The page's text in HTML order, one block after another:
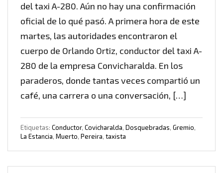
del taxi A-280. Aún no hay una confirmación
oficial de lo qué pasó. A primera hora de este
martes, las autoridades encontraron el
cuerpo de Orlando Ortiz, conductor del taxi A-
280 de la empresa Convicharalda. En los
paraderos, donde tantas veces compartió un
café, una carrera o una conversación, […]
Etiquetas: Conductor, Covicharalda, Dosquebradas, Gremio,
La Estancia, Muerto, Pereira, taxista